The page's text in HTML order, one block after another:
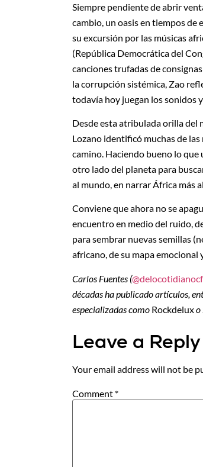
Siempre pendiente de abrir
cambio, un oasis en tiempos
su excursión por las músicas
(República Democrática del
canciones trufadas de
la corrupción sistémica, Zao
todavía hoy juegan los sonidos
Desde esta atribulada orilla del
Lozano identificó muchas de
camino. Haciendo bueno lo que
otro lado del planeta para
al mundo, en narrar África más
Conviene que ahora no se
encuentro en medio del ruido,
para sembrar nuevas semillas
africano, de su mapa
Carlos Fuentes (@delocotidianocf
décadas ha publicado artículos,
especializadas como Rockdeluxo
Leave a Reply
Your email address will not be
Comment *